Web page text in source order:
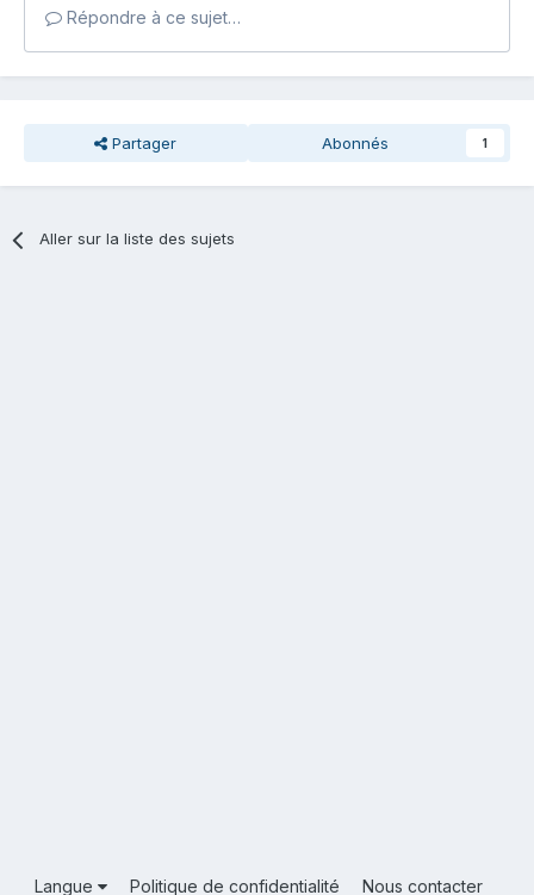
Répondre à ce sujet…
Partager Abonnés 1
Aller sur la liste des sujets
Langue Politique de confidentialité Nous contacter